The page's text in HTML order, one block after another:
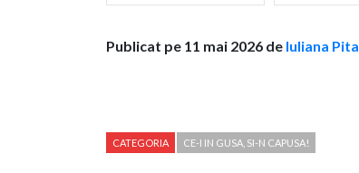
Publicat pe 11 mai 2026 de Iuliana
CATEGORIA CE-I IN GUSA, SI-N CAPUSA!